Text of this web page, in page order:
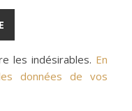
les indésirables. En
données de vos